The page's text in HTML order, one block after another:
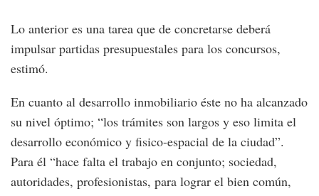
Lo anterior es una tarea que de concretarse deberá
impulsar partidas presupuestales para los concursos,
estimó.
En cuanto al desarrollo inmobiliario éste no ha alcanzado
su nivel óptimo; “los trámites son largos y eso limita el
desarrollo económico y fisico-espacial de la ciudad”.
Para él “hace falta el trabajo en conjunto; sociedad,
autoridades, profesionistas, para lograr el bien común,